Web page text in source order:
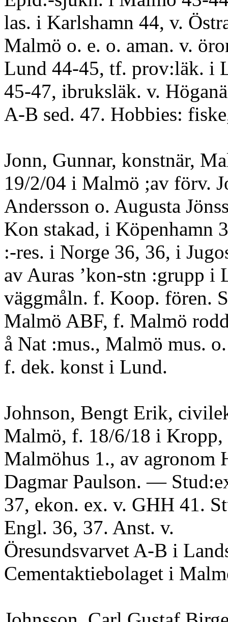
las. i Karlshamn 44, v.
Malmö o. e. o. aman. v.
Lund 44-45, tf. prov:läk. i
45-47, ibruksläk. v.
A-B sed. 47. Hobbies:
Jonn, Gunnar, konstnär,
19/2/04 i Malmö ;av förv.
Andersson o. Augusta
Kon stakad, i Köpenhamn
:-res. i Norge 36, 36, i
av Auras ’kon-stn :grupp i
väggmåln. f. Koop. fören.
Malmö ABF, f. Malmö
å Nat :mus., Malmö mus.
f. dek. konst i Lund.
Johnson, Bengt Erik,
Malmö, f. 18/6/18 i Kropp,
Malmöhus 1., av agronom
Dagmar Paulson. —
37, ekon. ex. v. GHH 41.
Engl. 36, 37. Anst. v.
Öresundsvarvet A-B i
Cementaktiebolaget i